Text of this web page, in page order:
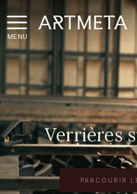
MENU
Verrières
PARCOURIR